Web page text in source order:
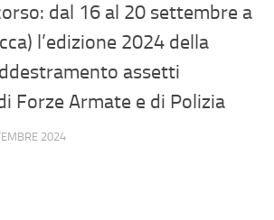
aerei
dal 16 al 20 settembre a
l’edizione 2024 della
assetti
Forze Armate e di Polizia
2024